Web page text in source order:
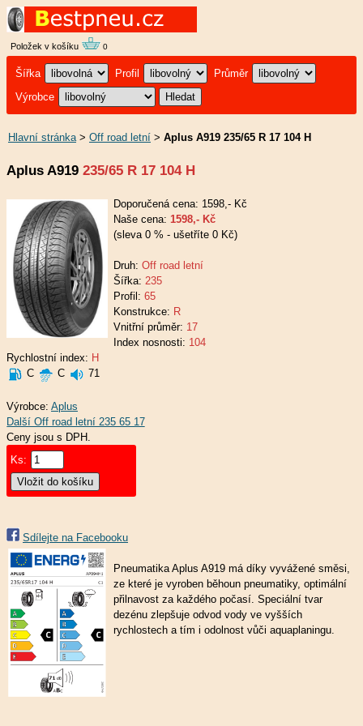
Položek v košíku 0
Šířka Profil
Průměr
Výrobce
Hlavní stránka> Off road letní > Aplus A919 235/65 R 17 104 H
Aplus A919 235/65 R 17 104 H
Doporučená cena: 1598,- Kč
Naše cena: 1598,- Kč
(sleva 0 % - ušetříte 0 Kč)
Druh: Off road letní
Šířka: 235
Profil: 65
Konstrukce: R
Vnitřní průměr: 17
Index nosnosti: 104
Rychlostní index: H
C
C 71
Výrobce: Aplus
Ceny jsou s DPH.
Ks:
Sdílejte na Facebooku
Pneumatika Aplus A919 má díky vyvážené směsi,
ze které je vyroben běhoun pneumatiky, optimální
přilnavost za každého počasí. Speciální tvar
dezénu zlepšuje odvod vody ve vyšších
rychlostech a tím i odolnost vůči aquaplaningu.